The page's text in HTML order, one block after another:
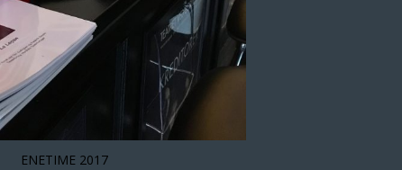
ENETIME 2017